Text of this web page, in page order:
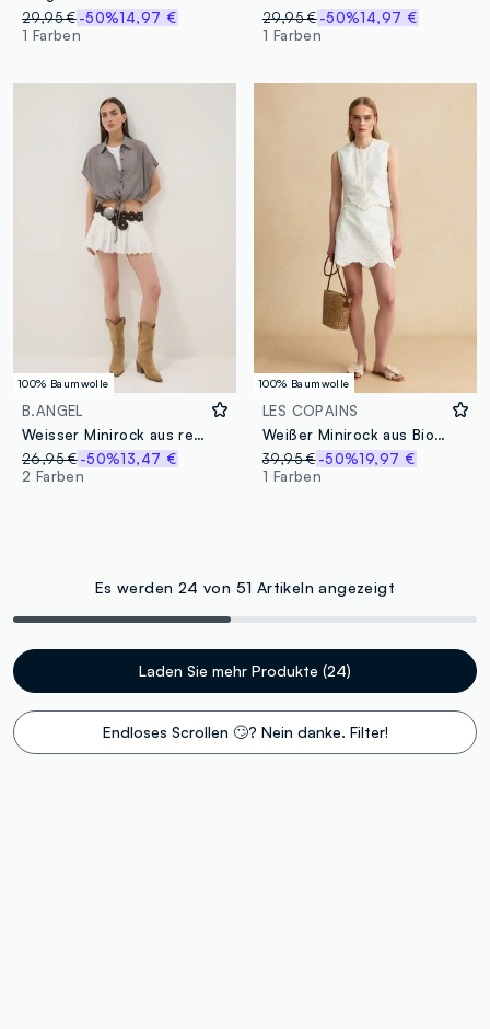
29,95 €-50%14,97 €
1 Farben
29,95 € -50%14,97 €
1 Farben
100% Baumwolle
B.ANGEL
Weisser Minirock aus reiner Baumwolle
26,95 €-50%13,47 €
2 Farben
100% Baumwolle
LES COPAINS
Weißer Minirock aus Bio-Baumwolle mit Lochstickerei
39,95 € -50%19,97 €
1 Farben
Es werden 24 von 51 Artikeln angezeigt
Laden Sie mehr Produkte (24)
Endloses Scrollen 🙄? Nein danke. Filter!